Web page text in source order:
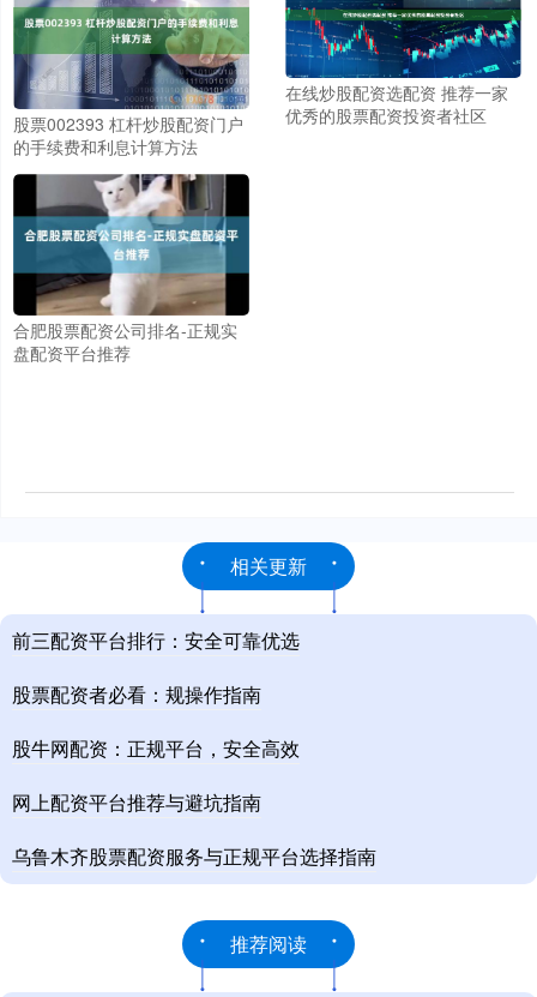
股票002393 杠杆炒股配资门户
的手续费和利息计算方法
在线炒股配资选配资 推荐一家
优秀的股票配资投资者社区
合肥股票配资公司排名-正规实
盘配资平台推荐
相关更新
前三配资平台排行：安全可靠优选
股票配资者必看：规操作指南
股牛网配资：正规平台，安全高效
网上配资平台推荐与避坑指南
乌鲁木齐股票配资服务与正规平台选择指南
推荐阅读